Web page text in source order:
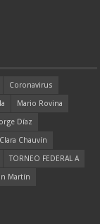
Coronavirus
Mario Rovina
Díaz
Clara Chauvín
TORNEO FEDERAL A
Martín